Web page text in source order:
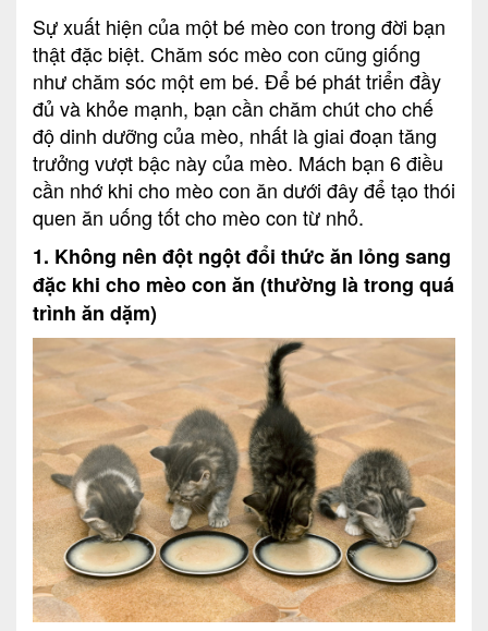
Sự xuất hiện của một bé mèo con trong đời bạn
thật đặc biệt. Chăm sóc mèo con cũng giống
như chăm sóc một em bé. Để bé phát triển đầy
đủ và khỏe mạnh, bạn cần chăm chút cho chế
độ dinh dưỡng của mèo, nhất là giai đoạn tăng
trưởng vượt bậc này của mèo. Mách bạn 6 điều
cần nhớ khi cho mèo con ăn dưới đây để tạo thói
quen ăn uống tốt cho mèo con từ nhỏ.
1. Không nên đột ngột đổi thức ăn lỏng sang
đặc khi cho mèo con ăn (thường là trong quá
trình ăn dặm)